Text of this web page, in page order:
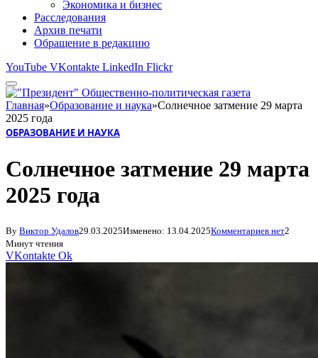
Экономика и бизнес
Расследования
Архив печати
Обращение в редакцию
YouTube VKontakte LinkedIn Flickr
Главная»Образование и наука»Солнечное затмение 29 марта
2025 года
ОБРАЗОВАНИЕ И НАУКА
Солнечное затмение 29 марта
2025 года
By Виктор Удалов29.03.2025Изменено: 13.04.2025Комментариев нет2
Минут чтения
VKontakte Ok